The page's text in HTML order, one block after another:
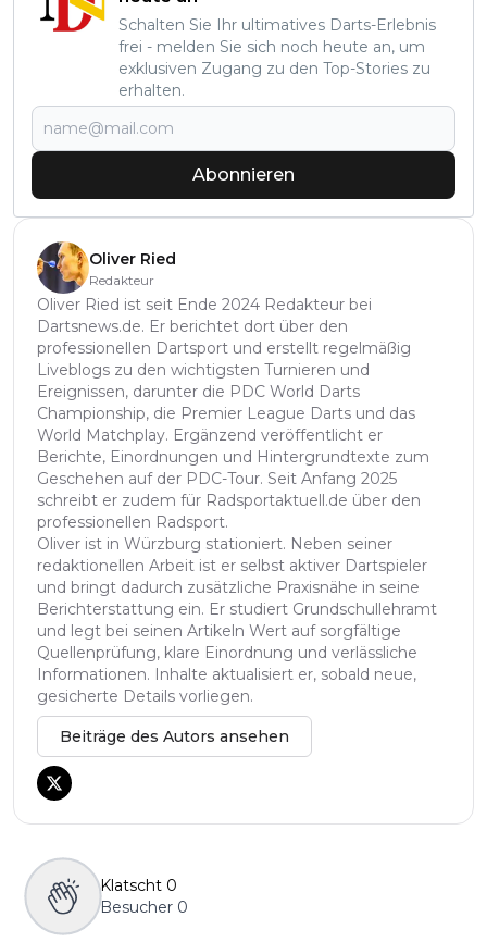
Schalten Sie Ihr ultimatives Darts-Erlebnis
frei - melden Sie sich noch heute an, um
exklusiven Zugang zu den Top-Stories zu
erhalten.
Abonnieren
Oliver Ried
Redakteur
Oliver Ried ist seit Ende 2024 Redakteur bei
Dartsnews.de. Er berichtet dort über den
professionellen Dartsport und erstellt regelmäßig
Liveblogs zu den wichtigsten Turnieren und
Ereignissen, darunter die PDC World Darts
Championship, die Premier League Darts und das
World Matchplay. Ergänzend veröffentlicht er
Berichte, Einordnungen und Hintergrundtexte zum
Geschehen auf der PDC-Tour. Seit Anfang 2025
schreibt er zudem für Radsportaktuell.de über den
professionellen Radsport.
Oliver ist in Würzburg stationiert. Neben seiner
redaktionellen Arbeit ist er selbst aktiver Dartspieler
und bringt dadurch zusätzliche Praxisnähe in seine
Berichterstattung ein. Er studiert Grundschullehramt
und legt bei seinen Artikeln Wert auf sorgfältige
Quellenprüfung, klare Einordnung und verlässliche
Informationen. Inhalte aktualisiert er, sobald neue,
gesicherte Details vorliegen.
Beiträge des Autors ansehen
Klatscht 0
Besucher 0